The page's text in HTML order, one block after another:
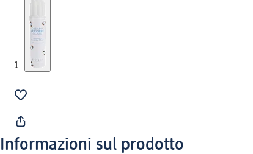
Informazioni sul prodotto